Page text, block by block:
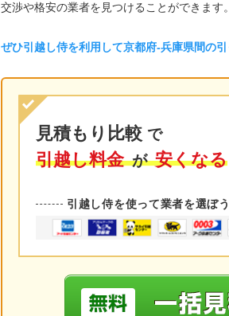
交渉や格安の業者を見つけることができます。
ぜひ引越し侍を利用して京都府-兵庫県間の
見積もり比較 で
引越し料金 が 安くなる
引越し侍を使って業者を選ぼう